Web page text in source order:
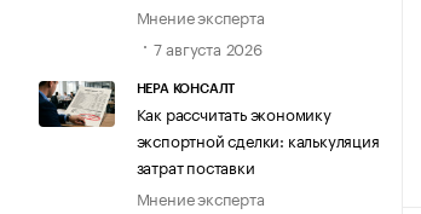
Мнение эксперта
7 августа 2026
НЕРА КОНСАЛТ
Как рассчитать экономику
экспортной сделки: калькуляция
затрат поставки
Мнение эксперта